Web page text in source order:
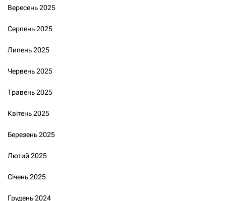
Вересень 2025
Серпень 2025
Липень 2025
Червень 2025
Травень 2025
Квітень 2025
Березень 2025
Лютий 2025
Січень 2025
Грудень 2024